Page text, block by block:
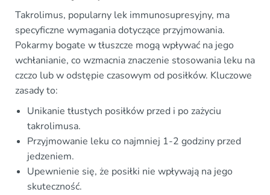
Takrolimus, popularny lek immunosupresyjny, ma
specyficzne wymagania dotyczące przyjmowania.
Pokarmy bogate w tłuszcze mogą wpływać na jego
wchłanianie, co wzmacnia znaczenie stosowania leku na
czczo lub w odstępie czasowym od posiłków. Kluczowe
zasady to:
Unikanie tłustych posiłków przed i po zażyciu
takrolimusa.
Przyjmowanie leku co najmniej 1-2 godziny przed
jedzeniem.
Upewnienie się, że posiłki nie wpływają na jego
skuteczność.